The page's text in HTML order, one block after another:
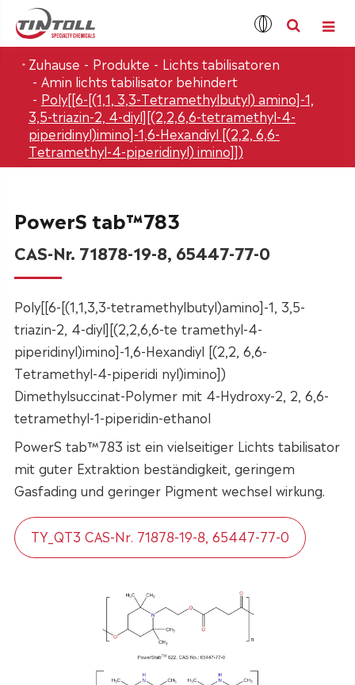
Zuhause Produkte
Lichts tabilisatoren
Amin lichts tabilisator behindert
Poly[[6-[(1,1, 3,3-Tetramethylbutyl) amino]-1,
3,5-triazin-2, 4-diyl][(2,2,6,6-tetramethyl-4-
piperidinyl)imino]-1,6-Hexandiyl [(2,2, 6,6-
Tetramethyl-4-piperidinyl) imino]])
PowerS tab™783
CAS-Nr. 71878-19-8, 65447-77-0
Poly[[6-[(1,1,3,3-tetramethylbutyl)amino]-1, 3,5-
triazin-2, 4-diyl][(2,2,6,6-te tramethyl-4-
piperidinyl)imino]-1,6-Hexandiyl [(2,2, 6,6-
Tetramethyl-4-piperidi nyl)imino])
Dimethylsuccinat-Polymer mit 4-Hydroxy-2, 2, 6,6-
tetramethyl-1-piperidin-ethanol
PowerS tab™783 ist ein vielseitiger Lichts tabilisator
mit guter Extraktion beständigkeit, geringem
Gasfading und geringer Pigment wechsel wirkung.
TY_QT3 CAS-Nr. 71878-19-8, 65447-77-0